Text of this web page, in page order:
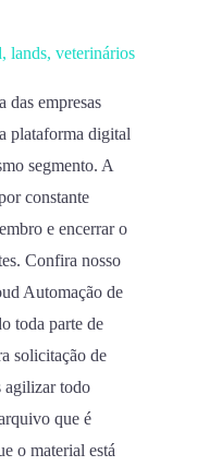
, lands, veterinários
das empresas
plataforma digital
segmento. A
constante
e encerrar o
Confira nosso
Automação de
toda parte de
solicitação de
agilizar todo
que é
o material está